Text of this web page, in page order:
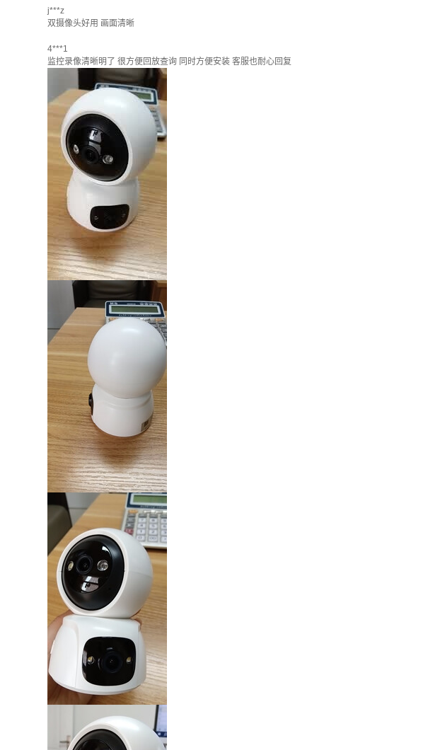
j***z
双摄像头好用 画面清晰
4***1
监控录像清晰明了 很方便回放查询 同时方便安装 客服也耐心回复